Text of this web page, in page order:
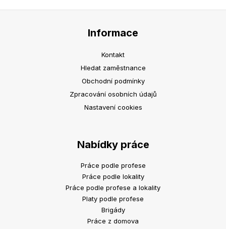
Informace
Kontakt
Hledat zaměstnance
Obchodní podmínky
Zpracování osobních údajů
Nastavení cookies
Nabídky práce
Práce podle profese
Práce podle lokality
Práce podle profese a lokality
Platy podle profese
Brigády
Práce z domova